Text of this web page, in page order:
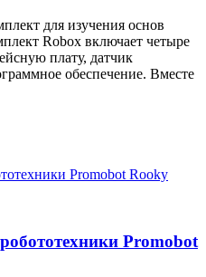
для изучения основ
Robox включает четыре
плату, датчик
обеспечение. Вместе
Promobot